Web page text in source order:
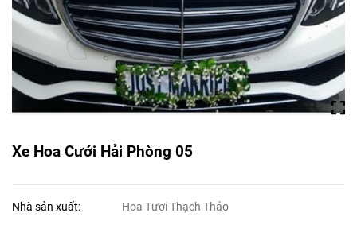
Xe Hoa Cưới Hải Phòng 05
Nhà sản xuất: Hoa Tươi Thạch Thảo